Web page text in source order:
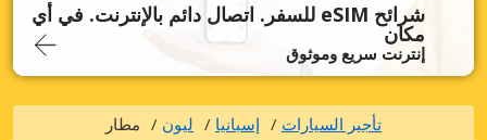
شرائح eSIM للسفر. اتصال دائم بالإنترنت. في أي
مكان
إنترنت سريع وموثوق
تأجير السيارات إسبانيا ليون مطار